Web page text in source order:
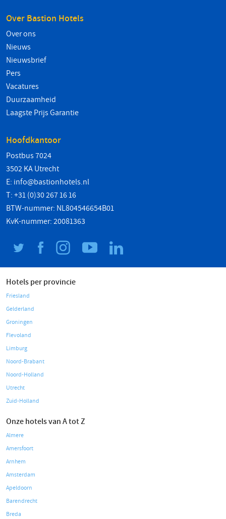
Over Bastion Hotels
Over ons
Nieuws
Nieuwsbrief
Pers
Vacatures
Duurzaamheid
Laagste Prijs Garantie
Hoofdkantoor
Postbus 7024
3502 KA Utrecht
E: info@bastionhotels.nl
T: +31 (0)30 267 16 16
BTW-nummer: NL804546654B01
KvK-nummer: 20081363
Hotels per provincie
Friesland
Gelderland
Groningen
Flevoland
Limburg
Noord-Brabant
Noord-Holland
Utrecht
Zuid-Holland
Onze hotels van A tot Z
Almere
Amersfoort
Arnhem
Amsterdam
Apeldoorn
Barendrecht
Breda